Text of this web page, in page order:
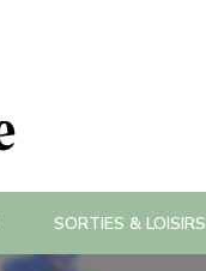
SORTIES & LOISIRS